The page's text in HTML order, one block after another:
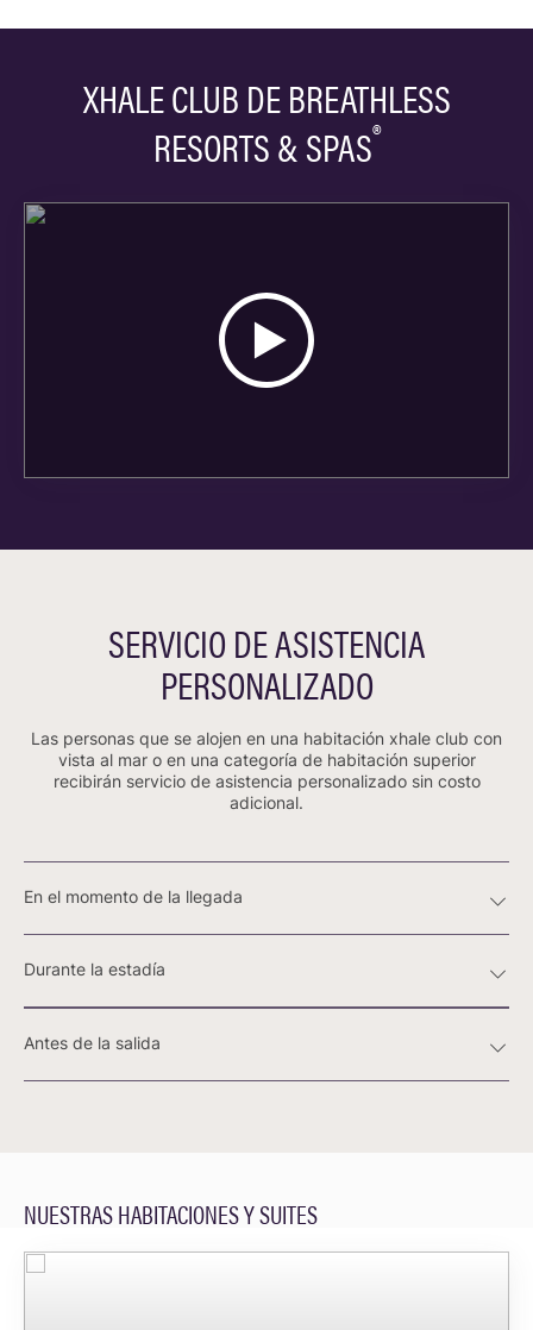
XHALE CLUB DE BREATHLESS
RESORTS & SPAS®
SERVICIO DE ASISTENCIA
PERSONALIZADO
Las personas que se alojen en una habitación xhale club con
vista al mar o en una categoría de habitación superior
recibirán servicio de asistencia personalizado sin costo
adicional.
En el momento de la llegada
Durante la estadía
Antes de la salida
NUESTRAS HABITACIONES Y SUITES